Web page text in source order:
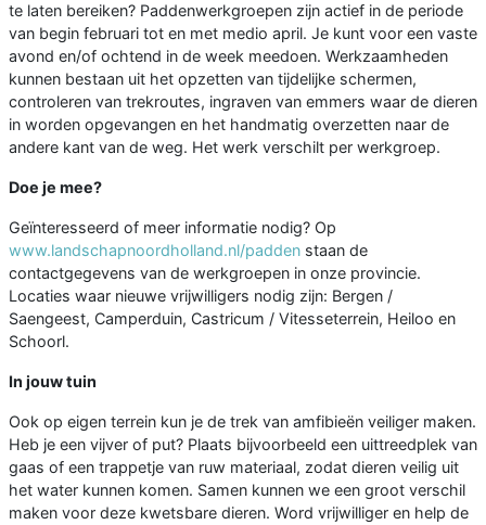
te laten bereiken? Paddenwerkgroepen zijn actief in de periode
van begin februari tot en met medio april. Je kunt voor een vaste
avond en/of ochtend in de week meedoen. Werkzaamheden
kunnen bestaan uit het opzetten van tijdelijke schermen,
controleren van trekroutes, ingraven van emmers waar de dieren
in worden opgevangen en het handmatig overzetten naar de
andere kant van de weg. Het werk verschilt per werkgroep.
Doe je mee?
Geïnteresseerd of meer informatie nodig? Op
www.landschapnoordholland.nl/padden staan de
contactgegevens van de werkgroepen in onze provincie.
Locaties waar nieuwe vrijwilligers nodig zijn: Bergen /
Saengeest, Camperduin, Castricum / Vitesseterrein, Heiloo en
Schoorl.
In jouw tuin
Ook op eigen terrein kun je de trek van amfibieën veiliger maken.
Heb je een vijver of put? Plaats bijvoorbeeld een uittreedplek van
gaas of een trappetje van ruw materiaal, zodat dieren veilig uit
het water kunnen komen. Samen kunnen we een groot verschil
maken voor deze kwetsbare dieren. Word vrijwilliger en help de